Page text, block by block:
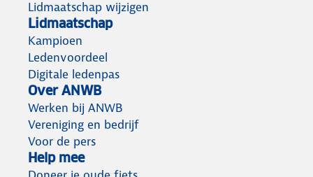
Lidmaatschap wijzigen
Lidmaatschap
Kampioen
Ledenvoordeel
Digitale ledenpas
Over ANWB
Werken bij ANWB
Vereniging en bedrijf
Voor de pers
Help mee